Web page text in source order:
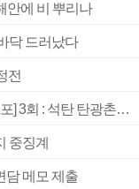
안에 비 뿌리나
닥 드러났다
전
[2026 부산청소년극지체험탐험대 현장르포] 3회 : 석탄 탄광촌에서 북극 연구의 중심지로
중징계
담 메모 제출